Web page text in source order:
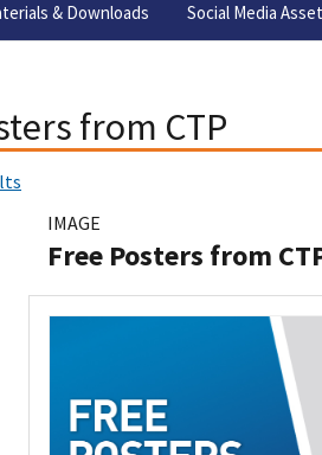
& Downloads Social Media
from CTP
IMAGE
Free Posters from